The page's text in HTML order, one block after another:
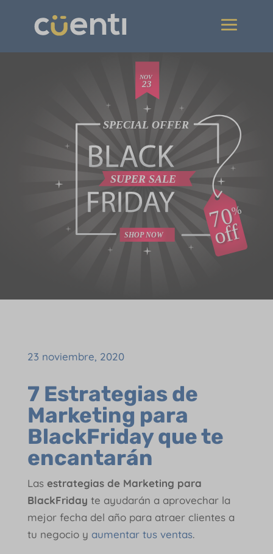
23 noviembre, 2020
7 Estrategias de
Marketing para
BlackFriday que te
encantarán
Las estrategias de Marketing para
BlackFriday te ayudarán a aprovechar la
mejor fecha del año para atraer clientes a
tu negocio y aumentar tus ventas.